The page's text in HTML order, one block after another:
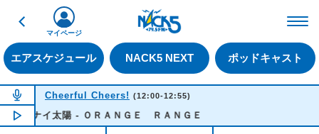
戻る
エアスケジュール NACK5 NEXT ポッドキャスト
マイページ
NOW ON AIR
Cheerful Cheers! (12:00-12:55)
NOW PLAYING12:03
ケナイ太陽 - ＯＲＡＮＧＥ ＲＡＮＧＥ